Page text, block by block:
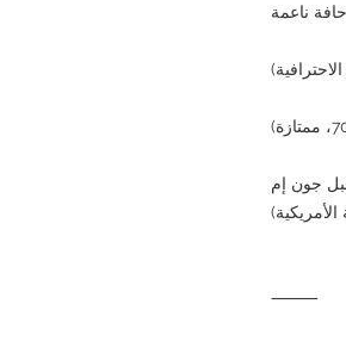
ناعمة
جون إم
⸻